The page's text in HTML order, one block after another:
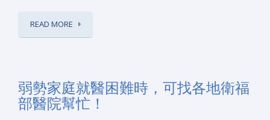
READ MORE
弱勢家庭就醫困難時，可找各地衛福
部醫院幫忙！